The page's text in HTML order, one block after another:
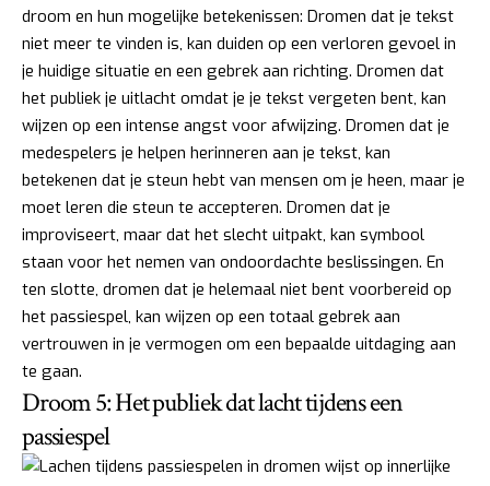
droom en hun mogelijke betekenissen: Dromen dat je tekst
niet meer te vinden is, kan duiden op een verloren gevoel in
je huidige situatie en een gebrek aan richting. Dromen dat
het publiek je uitlacht omdat je je tekst vergeten bent, kan
wijzen op een intense angst voor afwijzing. Dromen dat je
medespelers je helpen herinneren aan je tekst, kan
betekenen dat je steun hebt van mensen om je heen, maar je
moet leren die steun te accepteren. Dromen dat je
improviseert, maar dat het slecht uitpakt, kan symbool
staan voor het nemen van ondoordachte beslissingen. En
ten slotte, dromen dat je helemaal niet bent voorbereid op
het passiespel, kan wijzen op een totaal gebrek aan
vertrouwen in je vermogen om een bepaalde uitdaging aan
te gaan.
Droom 5: Het publiek dat lacht tijdens een
passiespel